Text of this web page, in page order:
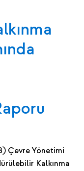
Çevre Yönetimi
Kalkınma